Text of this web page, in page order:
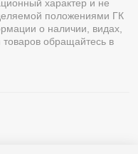
характер и не
положениями ГК
о наличии, видах,
товаров обращайтесь в